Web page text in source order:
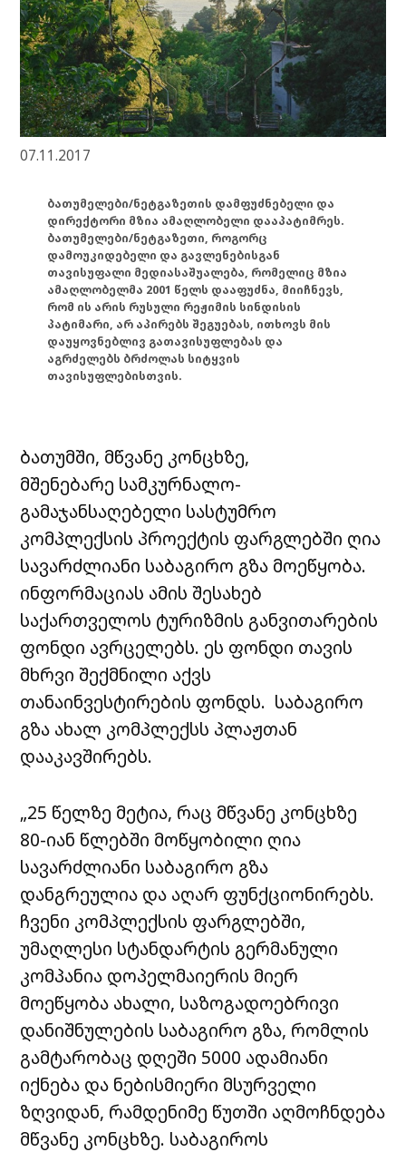
07.11.2017
ბათუმელები/ნეტგაზეთის დამფუძნებელი და
დირექტორი მზია ამაღლობელი დააპატიმრეს.
ბათუმელები/ნეტგაზეთი, როგორც
დამოუკიდებელი და გავლენებისგან
თავისუფალი მედიასაშუალება, რომელიც მზია
ამაღლობელმა 2001 წელს დააფუძნა, მიიჩნევს,
რომ ის არის რუსული რეჟიმის სინდისის
პატიმარი, არ აპირებს შეგუებას, ითხოვს მის
დაუყოვნებლივ გათავისუფლებას და
აგრძელებს ბრძოლას სიტყვის
თავისუფლებისთვის.
ბათუმში, მწვანე კონცხზე,
მშენებარე სამკურნალო-
გამაჯანსაღებელი სასტუმრო
კომპლექსის პროექტის ფარგლებში ღია
სავარძლიანი საბაგირო გზა მოეწყობა.
ინფორმაციას ამის შესახებ
საქართველოს ტურიზმის განვითარების
ფონდი ავრცელებს. ეს ფონდი თავის
მხრვი შექმნილი აქვს
თანაინვესტირების ფონდს. საბაგირო
გზა ახალ კომპლექსს პლაჟთან
დააკავშირებს.
„25 წელზე მეტია, რაც მწვანე კონცხზე
80-იან წლებში მოწყობილი ღია
სავარძლიანი საბაგირო გზა
დანგრეულია და აღარ ფუნქციონირებს.
ჩვენი კომპლექსის ფარგლებში,
უმაღლესი სტანდარტის გერმანული
კომპანია დოპელმაიერის მიერ
მოეწყობა ახალი, საზოგადოებრივი
დანიშნულების საბაგირო გზა, რომლის
გამტარობაც დღეში 5000 ადამიანი
იქნება და ნებისმიერი მსურველი
ზღვიდან, რამდენიმე წუთში აღმოჩნდება
მწვანე კონცხზე. საბაგიროს